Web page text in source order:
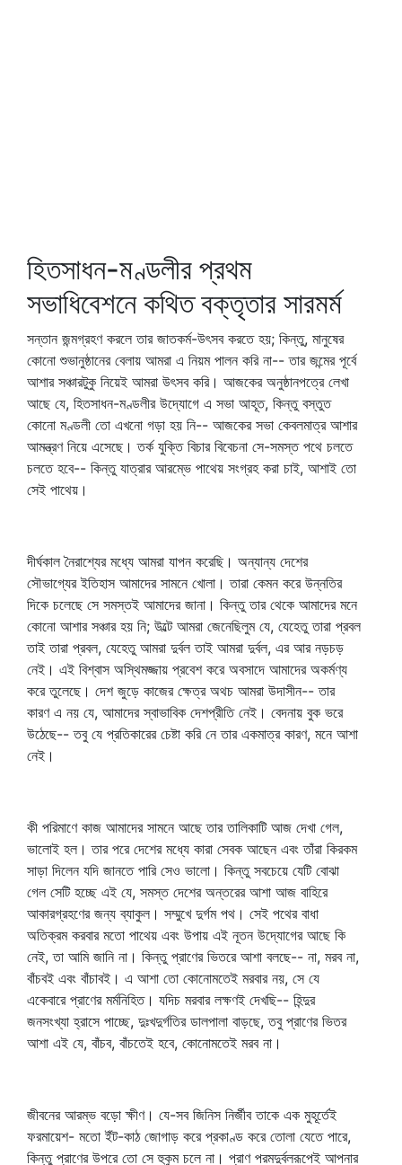
হিতসাধন-মণ্ডলীর প্রথম
সভাধিবেশনে কথিত বক্তৃতার সারমর্ম
সন্তান জন্মগ্রহণ করলে তার জাতকর্ম-উৎসব করতে হয়; কিন্তু, মানুষের
কোনো শুভানুষ্ঠানের বেলায় আমরা এ নিয়ম পালন করি না-- তার জন্মের পূর্বে
আশার সঞ্চারটুকু নিয়েই আমরা উৎসব করি। আজকের অনুষ্ঠানপত্রে লেখা
আছে যে, হিতসাধন-মণ্ডলীর উদ্যোগে এ সভা আহূত, কিন্তু বস্তুত
কোনো মণ্ডলী তো এখনো গড়া হয় নি-- আজকের সভা কেবলমাত্র আশার
আমন্ত্রণ নিয়ে এসেছে। তর্ক যুক্তি বিচার বিবেচনা সে-সমস্ত পথে চলতে
চলতে হবে-- কিন্তু যাত্রার আরম্ভে পাথেয় সংগ্রহ করা চাই, আশাই তো
সেই পাথেয়।
দীর্ঘকাল নৈরাশ্যের মধ্যে আমরা যাপন করেছি। অন্যান্য দেশের
সৌভাগ্যের ইতিহাস আমাদের সামনে খোলা। তারা কেমন করে উন্নতির
দিকে চলেছে সে সমস্তই আমাদের জানা। কিন্তু তার থেকে আমাদের মনে
কোনো আশার সঞ্চার হয় নি; উল্টে আমরা জেনেছিলুম যে, যেহেতু তারা প্রবল
তাই তারা প্রবল, যেহেতু আমরা দুর্বল তাই আমরা দুর্বল, এর আর নড়চড়
নেই। এই বিশ্বাস অস্থিমজ্জায় প্রবেশ করে অবসাদে আমাদের অকর্মণ্য
করে তুলেছে। দেশ জুড়ে কাজের ক্ষেত্র অথচ আমরা উদাসীন-- তার
কারণ এ নয় যে, আমাদের স্বাভাবিক দেশপ্রীতি নেই। বেদনায় বুক ভরে
উঠেছে-- তবু যে প্রতিকারের চেষ্টা করি নে তার একমাত্র কারণ, মনে আশা
নেই।
কী পরিমাণে কাজ আমাদের সামনে আছে তার তালিকাটি আজ দেখা গেল,
ভালোই হল। তার পরে দেশের মধ্যে কারা সেবক আছেন এবং তাঁরা কিরকম
সাড়া দিলেন যদি জানতে পারি সেও ভালো। কিন্তু সবচেয়ে যেটি বোঝা
গেল সেটি হচ্ছে এই যে, সমস্ত দেশের অন্তরের আশা আজ বাহিরে
আকারগ্রহণের জন্য ব্যাকুল। সম্মুখে দুর্গম পথ। সেই পথের বাধা
অতিক্রম করবার মতো পাথেয় এবং উপায় এই নূতন উদ্যোগের আছে কি
নেই, তা আমি জানি না। কিন্তু প্রাণের ভিতরে আশা বলছে-- না, মরব না,
বাঁচবই এবং বাঁচাবই। এ আশা তো কোনোমতেই মরবার নয়, সে যে
একেবারে প্রাণের মর্মনিহিত। যদিচ মরবার লক্ষণই দেখছি-- হিন্দুর
জনসংখ্যা হ্রাসে পাচ্ছে, দুঃখদুর্গতির ডালপালা বাড়ছে, তবু প্রাণের ভিতর
আশা এই যে, বাঁচব, বাঁচতেই হবে, কোনোমতেই মরব না।
জীবনের আরম্ভ বড়ো ক্ষীণ। যে-সব জিনিস নির্জীব তাকে এক মুহূর্তেই
ফরমায়েশ- মতো ইঁট-কাঠ জোগাড় করে প্রকাণ্ড করে তোলা যেতে পারে,
কিন্তু প্রাণের উপরে তো সে হুকুম চলে না। প্রাণ পরমদুর্বলরূপেই আপনার